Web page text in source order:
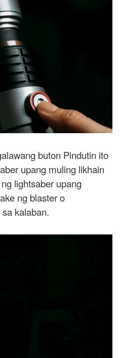
buton Pindutin ito
upang muling likhain
lightsaber upang
ng blaster o
kalaban.